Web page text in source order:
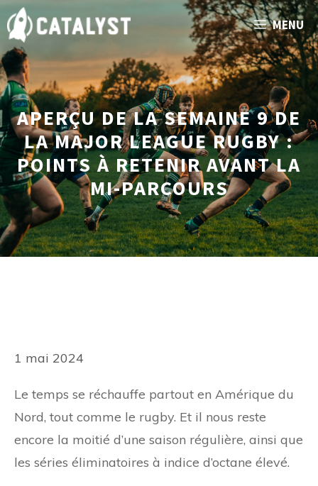
Aller
au
contenu
MENU
APERÇU DE LA SEMAINE 9 DE
LA MAJOR LEAGUE RUGBY :
POINTS À RETENIR AVANT LA
MI-PARCOURS
1 mai 2024
Le temps se réchauffe partout en Amérique du
Nord, tout comme le rugby. Et il nous reste
encore la moitié d’une saison régulière, ainsi que
les séries éliminatoires à indice d’octane élevé.